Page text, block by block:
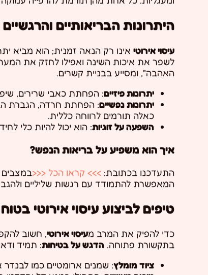
היתרונות הבריאותיים והרגשיים
עיסוי אירוטי אינו רק הנאה זמנית; הוא מביא
לשפר את איכות השינה ואפילו לחזק את
האהבה", ומסייע בבניית קשרים.
יתרונות פיזיים: הפחתת כאבי שרירים,
יתרונות נפשיים: הפחתת חרדה, הגברת
כאלה תורמים לרווחה כללית.
השפעה על זוגיות: הוא יכול להיות כלי
איך הוא משפיע על בריאות הנפש?
התעדכנו בכתובת: >>> קראו הכל <<<במצבים
המאפשרת להתמודד עם רגשות שליליים
טיפים לביצוע עיסוי אירוטי
כדי להפיק את המרב מעיסוי אירוטי, חשוב
בתקשורת פתוחה. הדגש על בטיחות: תמיד
ציוד מומלץ: שמנים ארומטיים כמו לבנדר